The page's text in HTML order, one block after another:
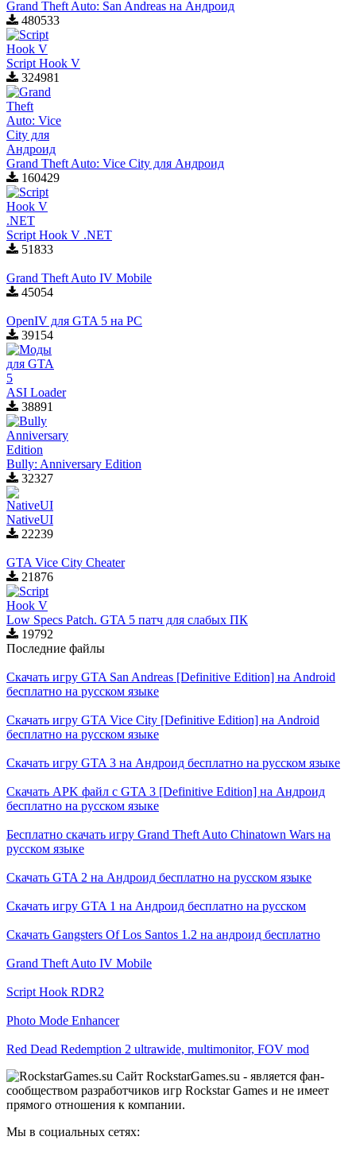
Grand Theft Auto: San Andreas на Андроид
480533
Script Hook V
324981
Grand Theft Auto: Vice City для Aндроид
160429
Script Hook V .NET
51833
Grand Theft Auto IV Mobile
45054
OpenIV для GTA 5 на PC
39154
ASI Loader
38891
Bully: Anniversary Edition
32327
NativeUI
22239
GTA Vice City Cheater
21876
Low Specs Patch. GTA 5 патч для слабых ПК
19792
Последние файлы
Скачать игру GTA San Andreas [Definitive Edition] на Android
бесплатно на русском языке
Скачать игру GTA Vice City [Definitive Edition] на Android
бесплатно на русском языке
Скачать игру GTA 3 на Андроид бесплатно на русском языке
Скачать APK файл с GTA 3 [Definitive Edition] на Андроид
бесплатно на русском языке
Бесплатно скачать игру Grand Theft Auto Chinatown Wars на
русском языке
Скачать GTA 2 на Андроид бесплатно на русском языке
Скачать игру GTA 1 на Андроид бесплатно на русском
Скачать Gangsters Of Los Santos 1.2 на андроид бесплатно
Grand Theft Auto IV Mobile
Script Hook RDR2
Photo Mode Enhancer
Red Dead Redemption 2 ultrawide, multimonitor, FOV mod
Сайт RockstarGames.su - является фан-
сообществом разработчиков игр Rockstar Games и не имеет
прямого отношения к компании.
Мы в социальных сетях: